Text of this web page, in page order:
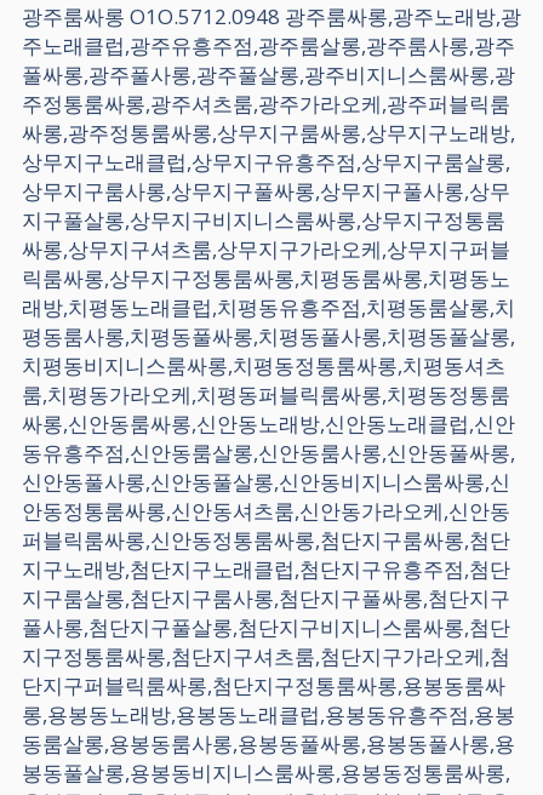
광주룸싸롱 O1O.5712.0948 광주룸싸롱,광주노래방,광
주노래클럽,광주유흥주점,광주룸살롱,광주룸사롱,광주
풀싸롱,광주풀사롱,광주풀살롱,광주비지니스룸싸롱,광
주정통룸싸롱,광주셔츠룸,광주가라오케,광주퍼블릭룸
싸롱,광주정통룸싸롱,상무지구룸싸롱,상무지구노래방,
상무지구노래클럽,상무지구유흥주점,상무지구룸살롱,
상무지구룸사롱,상무지구풀싸롱,상무지구풀사롱,상무
지구풀살롱,상무지구비지니스룸싸롱,상무지구정통룸
싸롱,상무지구셔츠룸,상무지구가라오케,상무지구퍼블
릭룸싸롱,상무지구정통룸싸롱,치평동룸싸롱,치평동노
래방,치평동노래클럽,치평동유흥주점,치평동룸살롱,치
평동룸사롱,치평동풀싸롱,치평동풀사롱,치평동풀살롱,
치평동비지니스룸싸롱,치평동정통룸싸롱,치평동셔츠
룸,치평동가라오케,치평동퍼블릭룸싸롱,치평동정통룸
싸롱,신안동룸싸롱,신안동노래방,신안동노래클럽,신안
동유흥주점,신안동룸살롱,신안동룸사롱,신안동풀싸롱,
신안동풀사롱,신안동풀살롱,신안동비지니스룸싸롱,신
안동정통룸싸롱,신안동셔츠룸,신안동가라오케,신안동
퍼블릭룸싸롱,신안동정통룸싸롱,첨단지구룸싸롱,첨단
지구노래방,첨단지구노래클럽,첨단지구유흥주점,첨단
지구룸살롱,첨단지구룸사롱,첨단지구풀싸롱,첨단지구
풀사롱,첨단지구풀살롱,첨단지구비지니스룸싸롱,첨단
지구정통룸싸롱,첨단지구셔츠룸,첨단지구가라오케,첨
단지구퍼블릭룸싸롱,첨단지구정통룸싸롱,용봉동룸싸
롱,용봉동노래방,용봉동노래클럽,용봉동유흥주점,용봉
동룸살롱,용봉동룸사롱,용봉동풀싸롱,용봉동풀사롱,용
봉동풀살롱,용봉동비지니스룸싸롱,용봉동정통룸싸롱,